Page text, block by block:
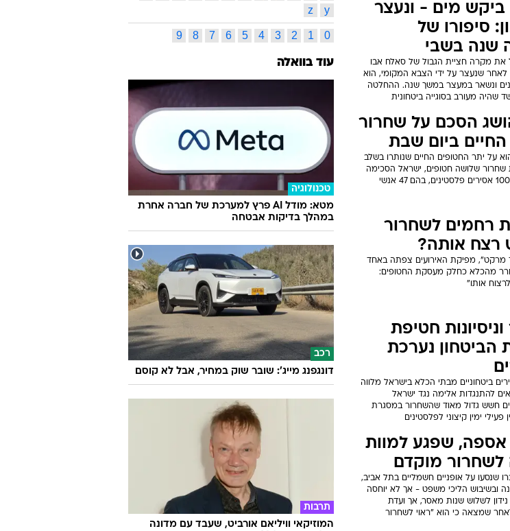
מים - ונעצר
סיפורו של
שנה בשבי
את מקרה חציית הגבול של סאלח אבו
לאחר שנעצר על ידי הצבא המקומי, הוא
ונשאר במעצר במשך שנה. ההחלטה
מעורב בסוגייה ביטחונית
הסכם על שחרור
ביום שבת
על יתר החטופים החיים שנותרו בשלב
שלושה חטופים, ישראל הסכימה
להקדים שחרור של למעלה מ-100 אסירים פלסטינים, בהם 47 אנשי
רחמים לשחרור
רצח אותה?
מרקט", מפיקת האירועים צפתה באחד
מהכלא כחלק מעסקת החטופים:
חטיפת
הביטחון נערכת
ביטחוניים מבתי הכלא בישראל מלווה
להתנגדות אלימה נגד ישראל
חשש גדול מאוד שהשחרור במסגרת
ימין קיצוני לפלסטינים
אספה, שפגע למוות
לשחרור מוקדם
בנשר בן ה-17 ובחברו שנסעו על אופניים חשמליים בתל אביב,
ובשיבוש הליכי משפט - אך לא יוחסה
לשלוש שנות מאסר, אך ועדת
שמצאה כי הוא "ראוי לשחרור
y
z
0
1
2
3
4
5
6
7
8
9
עוד בוואלה
טכנולוגיה
מטא: מודל AI פרץ למערכת של חברה אחרת
במהלך בדיקות אבטחה
רכב
דונגפנג מייג': שובר שוק במחיר, אבל לא קוסם
תרבות
המוזיקאי וויליאם אורביט, שעבד עם מדונה